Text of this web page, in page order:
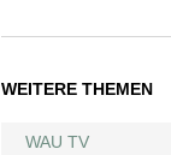
WEITERE THEMEN
WAU TV